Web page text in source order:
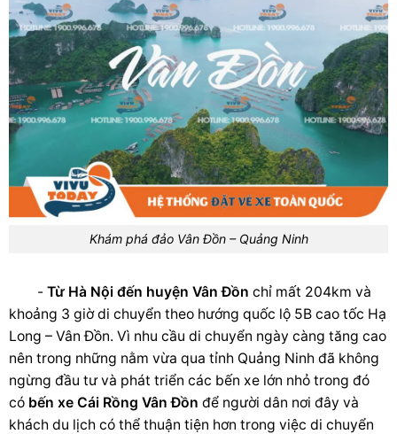
Khám phá đảo Vân Đồn – Quảng Ninh
- Từ Hà Nội đến huyện Vân Đồn chỉ mất 204km và
khoảng 3 giờ di chuyển theo hướng quốc lộ 5B cao tốc Hạ
Long – Vân Đồn. Vì nhu cầu di chuyển ngày càng tăng cao
nên trong những nằm vừa qua tỉnh Quảng Ninh đã không
ngừng đầu tư và phát triển các bến xe lớn nhỏ trong đó
có bến xe Cái Rồng Vân Đồn để người dân nơi đây và
khách du lịch có thể thuận tiện hơn trong việc di chuyển